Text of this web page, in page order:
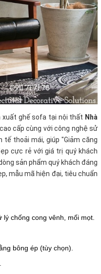
xuất ghế sofa tại nội thất Nhà
cấp cùng với công nghệ sử
thoải mái, giúp "Giảm căng
cực rẻ với giá trị quý khách
sản phẩm quý khách đáng
mẫu mã hiện đại, tiêu chuẩn
chống cong vênh, mối mọt.
bông ép (tùy chọn).